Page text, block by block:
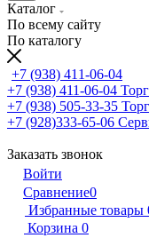
Каталог
По всему сайту
По каталогу
+7 (938) 411-06-04
+7 (938) 411-06-04
+7 (938) 505-33-35
+7 (928)333-65-06
Заказать звонок
Войти
Сравнение0
Избранные товары
Корзина 0